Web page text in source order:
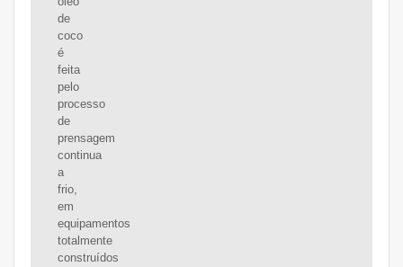
de
coco
é
feita
pelo
processo
de
prensagem
continua
a
frio,
em
equipamentos
totalmente
construídos